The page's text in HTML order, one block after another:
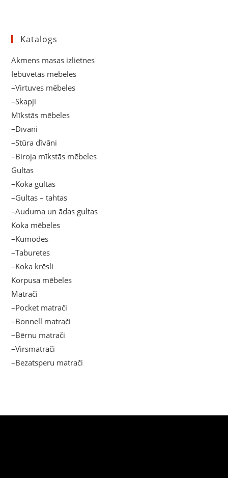
Katalogs
Akmens masas izlietnes
Iebūvētās mēbeles
–Virtuves mēbeles
–Skapji
Mīkstās mēbeles
–Dīvāni
–Stūra dīvāni
–Biroja mīkstās mēbeles
Gultas
–Koka gultas
–Gultas – tahtas
–Auduma un ādas gultas
Koka mēbeles
–Kumodes
–Taburetes
–Koka krēsli
Korpusa mēbeles
Matrači
–Pocket matrači
–Bonnell matrači
–Bērnu matrači
–Virsmatrači
–Bezatsperu matrači